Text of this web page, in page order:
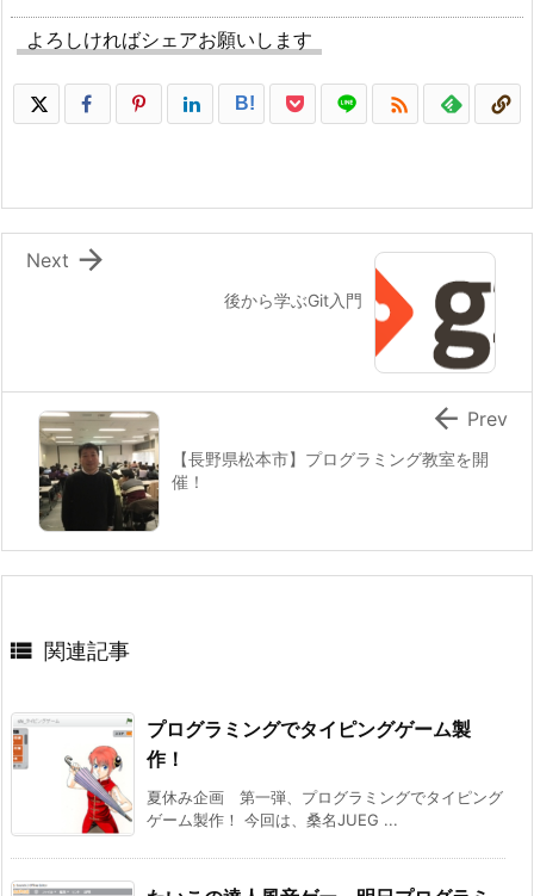
よろしければシェアお願いします
B! 
後から学ぶGit入門

Next
【長野県松本市】プログラミング教室を開
催！
 Prev
 関連記事
プログラミングでタイピングゲーム製
作！
夏休み企画 第一弾、プログラミングでタイピング
ゲーム製作！ 今回は、桑名JUEG ...